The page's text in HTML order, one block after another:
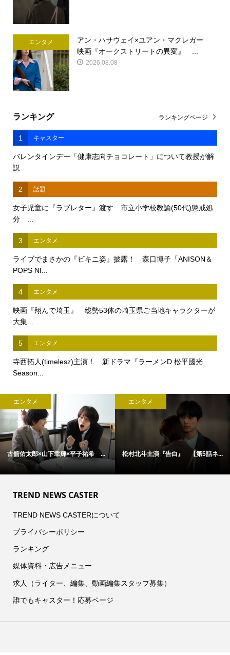
エンタメ
アン・ハサウェイ×ユアン・マクレガー
映画『オークストリートの異変』 ...
2026.08.08
ランキング
1 キャスター
バレンタインデー「健康志向チョコレート」について教授が解
説
2 話題
女子児童に『ラブレター』渡す 市立小学校教諭(50代)懲戒処
分 ...
3 エンタメ
ライブでまさかの『ビキニ姿』披露！ 森口博子「ANISON＆
POPS NI...
4 エンタメ
映画『翔んで埼玉』 総勢53体の埼玉県ご当地キャラクターが
大集...
5 エンタメ
寺西拓人(timelesz)主演！ 新ドラマ『ラーメンD 松平國光
Season...
ランキングページ
エンタメ
古舘佑太郎×山下幸輝×平子祐希 ...
エンタメ
松村北斗主演『告白』 【第5話ネ...
TREND NEWS CASTER
TREND NEWS CASTERについて
プライバシーポリシー
ランキング
媒体資料・広告メニュー
求人（ライター、編集、動画編集スタッフ募集）
誰でもキャスター！応募ページ